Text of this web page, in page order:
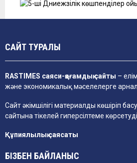
САЙТ ТУРАЛЫ
RASTIMES саяси-қоғамдық сайты –
және экономикалық мәселелерге
Сайт әкімшілігі материалды көшіріп
сайтына тікелей гиперсілтеме
Құпиялылық саясаты
БІЗБЕН БАЙЛАНЫС